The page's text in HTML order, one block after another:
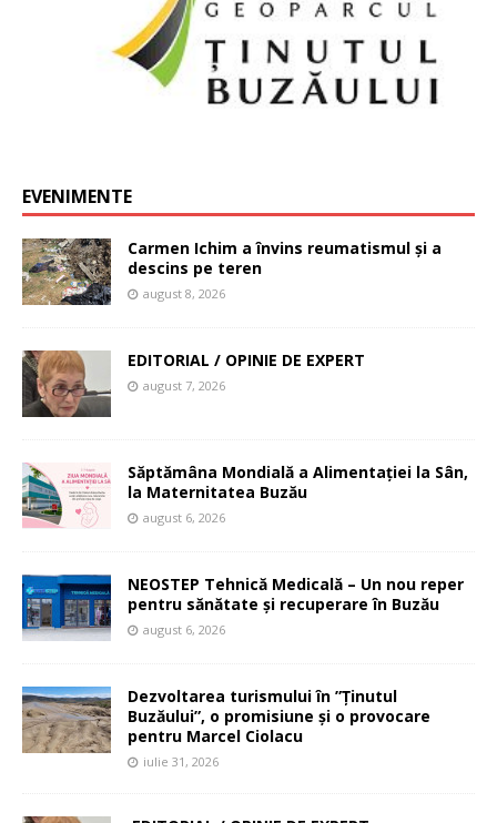
EVENIMENTE
Carmen Ichim a învins reumatismul și a
descins pe teren
august 8, 2026
EDITORIAL / OPINIE DE EXPERT
august 7, 2026
Săptămâna Mondială a Alimentației la Sân,
la Maternitatea Buzău
august 6, 2026
NEOSTEP Tehnică Medicală – Un nou reper
pentru sănătate și recuperare în Buzău
august 6, 2026
Dezvoltarea turismului în ”Ținutul
Buzăului”, o promisiune și o provocare
pentru Marcel Ciolacu
iulie 31, 2026